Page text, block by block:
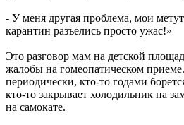
- У меня другая проблема, мои
карантин разъелись просто ужас!»
Это разговор мам на детской
жалобы на гомеопатическом
периодически, кто-то годами
кто-то закрывает холодильник на
на самокате.